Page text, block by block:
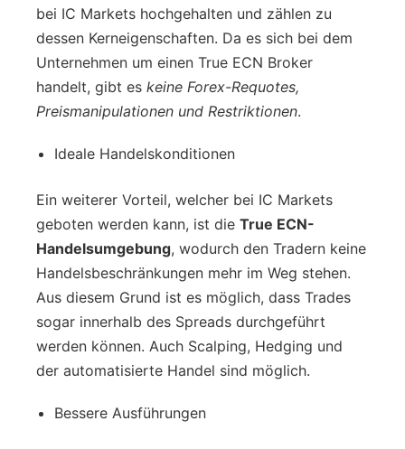
bei IC Markets hochgehalten und zählen zu
dessen Kerneigenschaften. Da es sich bei dem
Unternehmen um einen True ECN Broker
handelt, gibt es keine Forex-Requotes,
Preismanipulationen und Restriktionen.
Ideale Handelskonditionen
Ein weiterer Vorteil, welcher bei IC Markets
geboten werden kann, ist die True ECN-
Handelsumgebung, wodurch den Tradern keine
Handelsbeschränkungen mehr im Weg stehen.
Aus diesem Grund ist es möglich, dass Trades
sogar innerhalb des Spreads durchgeführt
werden können. Auch Scalping, Hedging und
der automatisierte Handel sind möglich.
Bessere Ausführungen